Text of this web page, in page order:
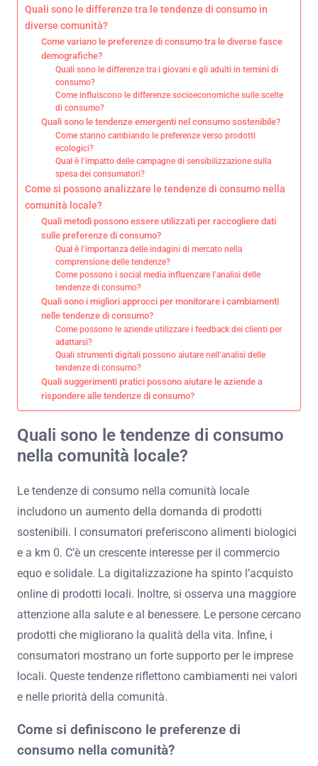
Quali sono le differenze tra le tendenze di consumo in
diverse comunità?
Come variano le preferenze di consumo tra le diverse fasce
demografiche?
Quali sono le differenze tra i giovani e gli adulti in termini di
consumo?
Come influiscono le differenze socioeconomiche sulle scelte
di consumo?
Quali sono le tendenze emergenti nel consumo sostenibile?
Come stanno cambiando le preferenze verso prodotti
ecologici?
Qual è l’impatto delle campagne di sensibilizzazione sulla
spesa dei consumatori?
Come si possono analizzare le tendenze di consumo nella
comunità locale?
Quali metodi possono essere utilizzati per raccogliere dati
sulle preferenze di consumo?
Qual è l’importanza delle indagini di mercato nella
comprensione delle tendenze?
Come possono i social media influenzare l’analisi delle
tendenze di consumo?
Quali sono i migliori approcci per monitorare i cambiamenti
nelle tendenze di consumo?
Come possono le aziende utilizzare i feedback dei clienti per
adattarsi?
Quali strumenti digitali possono aiutare nell’analisi delle
tendenze di consumo?
Quali suggerimenti pratici possono aiutare le aziende a
rispondere alle tendenze di consumo?
Quali sono le tendenze di consumo
nella comunità locale?
Le tendenze di consumo nella comunità locale
includono un aumento della domanda di prodotti
sostenibili. I consumatori preferiscono alimenti biologici
e a km 0. C’è un crescente interesse per il commercio
equo e solidale. La digitalizzazione ha spinto l’acquisto
online di prodotti locali. Inoltre, si osserva una maggiore
attenzione alla salute e al benessere. Le persone cercano
prodotti che migliorano la qualità della vita. Infine, i
consumatori mostrano un forte supporto per le imprese
locali. Queste tendenze riflettono cambiamenti nei valori
e nelle priorità della comunità.
Come si definiscono le preferenze di
consumo nella comunità?